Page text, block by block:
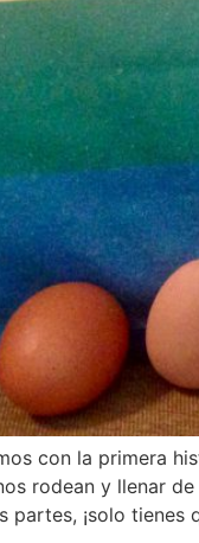
con la primera
rodean y llenar
partes, ¡solo tienes